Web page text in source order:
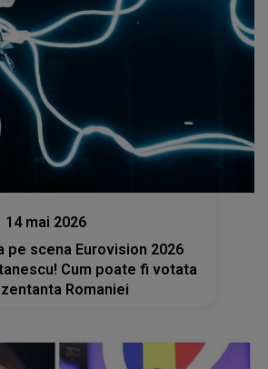
14 mai 2026
pe scena Eurovision 2026
Cum poate fi votata
Romaniei